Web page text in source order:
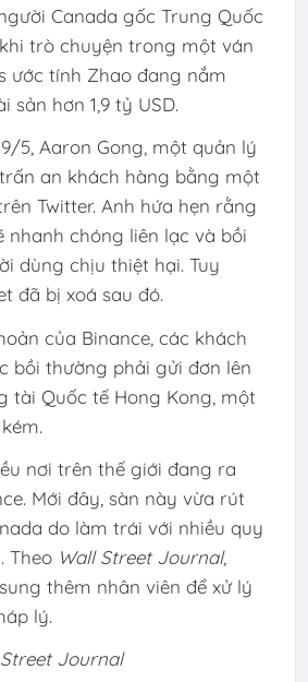
Canada gốc Trung Quốc
trò chuyện trong một ván
ước tính Zhao đang nắm
sản hơn 1,9 tỷ USD.
5, Aaron Gong, một quản lý
an khách hàng bằng một
Twitter. Anh hứa hẹn rằng
nhanh chóng liên lạc và bồi
dùng chịu thiệt hại. Tuy
đã bị xoá sau đó.
của Binance, các khách
bồi thường phải gửi đơn lên
tài Quốc tế Hong Kong, một
nơi trên thế giới đang ra
Mới đây, sàn này vừa rút
do làm trái với nhiều quy
Theo Wall Street Journal,
thêm nhân viên để xử lý
lý.
Journal